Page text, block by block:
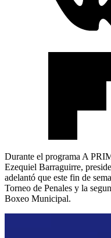
Durante el programa A
Ezequiel Barraguirre,
adelantó que este fin de
Torneo de Penales y la
Boxeo Municipal.